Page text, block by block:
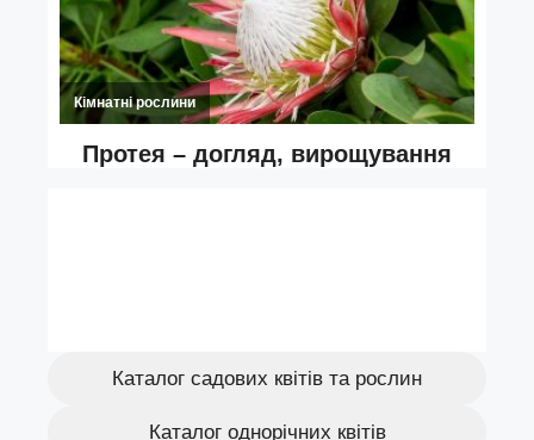
Каталог садових квітів та рослин
Каталог однорічних квітів